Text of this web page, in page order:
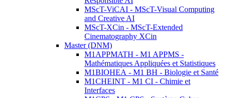
MScT-ViCAI - MScT-Visual Computing
and Creative AI
MScT-XCin - MScT-Extended
Cinematography XCin
Master (DNM)
M1APPMATH - M1 APPMS -
Mathématiques Appliquées et Statistiques
M1BIOHEA - M1 BH - Biologie et Santé
M1CHEINT - M1 CI - Chimie et
Interfaces